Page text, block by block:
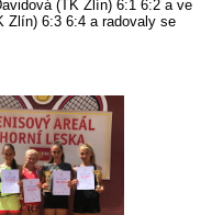
(TK Zlín) 6:1 6:2 a ve
Zlín) 6:3 6:4 a radovaly se